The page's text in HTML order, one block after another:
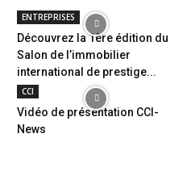
ENTREPRISES
Découvrez la 1ère édition du
Salon de l’immobilier
international de prestige...
CCI
Vidéo de présentation CCI-
News